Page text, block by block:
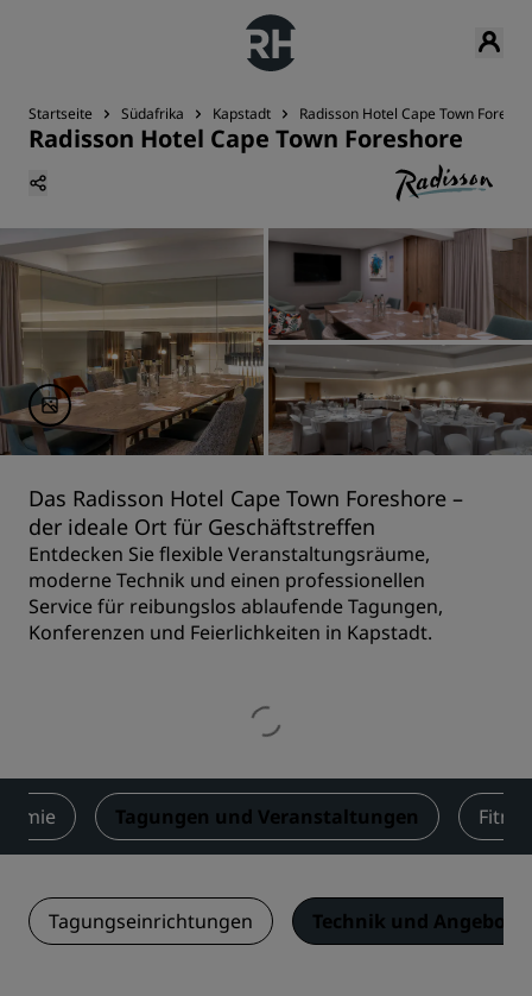
Startseite Südafrika Kapstadt Radisson Hotel Cape Town
Radisson Hotel Cape Town Foreshore
Das Radisson Hotel Cape Town Foreshore –
der ideale Ort für Geschäftstreffen
Entdecken Sie flexible Veranstaltungsräume,
moderne Technik und einen professionellen
Service für reibungslos ablaufende Tagungen,
Konferenzen und Feierlichkeiten in Kapstadt.
Tagungen und Veranstaltungen
Tagungseinrichtungen Technik und